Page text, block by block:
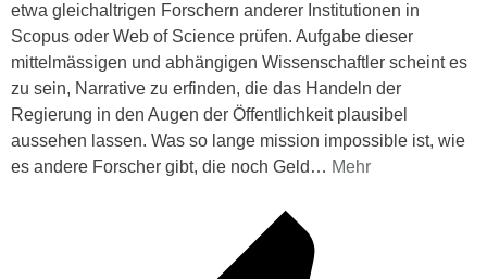
etwa gleichaltrigen Forschern anderer Institutionen in
Scopus oder Web of Science prüfen. Aufgabe dieser
mittelmässigen und abhängigen Wissenschaftler scheint es
zu sein, Narrative zu erfinden, die das Handeln der
Regierung in den Augen der Öffentlichkeit plausibel
aussehen lassen. Was so lange mission impossible ist, wie
es andere Forscher gibt, die noch Geld … Mehr